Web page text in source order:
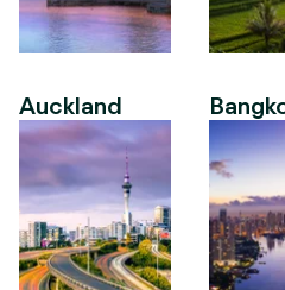
Auckland